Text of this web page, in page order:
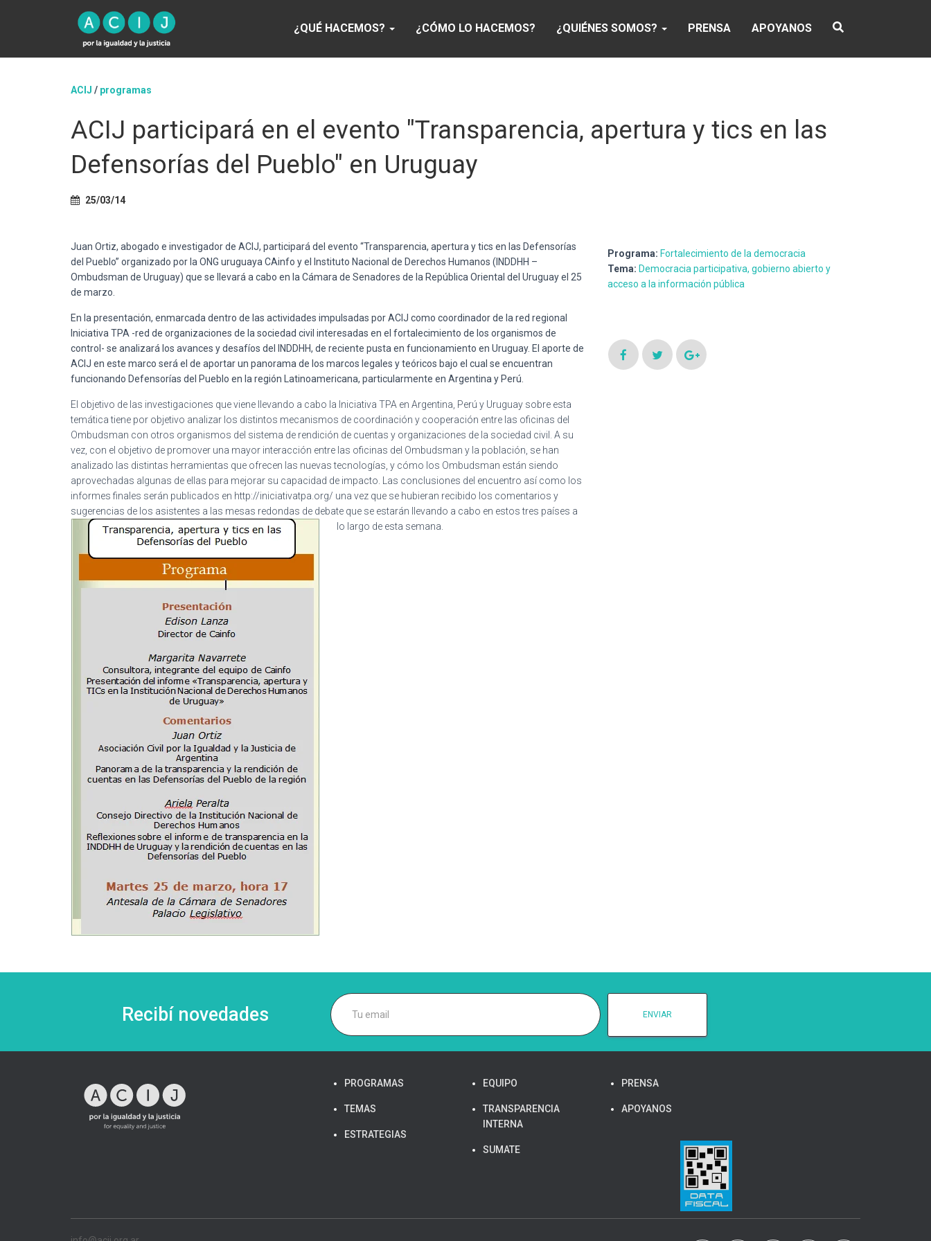
¿QUÉ HACEMOS? ¿CÓMO LO HACEMOS? ¿QUIÉNES SOMOS? PRENSA APOYANOS
ACIJ / programas
ACIJ participará en el evento "Transparencia, apertura y tics en las
Defensorías del Pueblo" en Uruguay
25/03/14
Juan Ortiz, abogado e investigador de ACIJ, participará del evento “Transparencia, apertura y tics en las Defensorías
del Pueblo” organizado por la ONG uruguaya CAinfo y el Instituto Nacional de Derechos Humanos (INDDHH –
Ombudsman de Uruguay) que se llevará a cabo en la Cámara de Senadores de la República Oriental del Uruguay el 25
de marzo.
En la presentación, enmarcada dentro de las actividades impulsadas por ACIJ como coordinador de la red regional
Iniciativa TPA -red de organizaciones de la sociedad civil interesadas en el fortalecimiento de los organismos de
control- se analizará los avances y desafíos del INDDHH, de reciente pusta en funcionamiento en Uruguay. El aporte de
ACIJ en este marco será el de aportar un panorama de los marcos legales y teóricos bajo el cual se encuentran
funcionando Defensorías del Pueblo en la región Latinoamericana, particularmente en Argentina y Perú.
El objetivo de las investigaciones que viene llevando a cabo la Iniciativa TPA en Argentina, Perú y Uruguay sobre esta
temática tiene por objetivo analizar los distintos mecanismos de coordinación y cooperación entre las oficinas del
Ombudsman con otros organismos del sistema de rendición de cuentas y organizaciones de la sociedad civil. A su
vez, con el objetivo de promover una mayor interacción entre las oficinas del Ombudsman y la población, se han
analizado las distintas herramientas que ofrecen las nuevas tecnologías, y cómo los Ombudsman están siendo
aprovechadas algunas de ellas para mejorar su capacidad de impacto. Las conclusiones del encuentro así como los
informes finales serán publicados en http://iniciativatpa.org/ una vez que se hubieran recibido los comentarios y
sugerencias de los asistentes a las mesas redondas de debate que se estarán llevando a cabo en estos tres países a
lo largo de esta semana.
Programa: Fortalecimiento de la democracia
Tema: Democracia participativa, gobierno abierto y
acceso a la información pública
Recibí novedades
PROGRAMAS
TEMAS
ESTRATEGIAS
EQUIPO
TRANSPARENCIA
INTERNA
SUMATE
PRENSA
APOYANOS